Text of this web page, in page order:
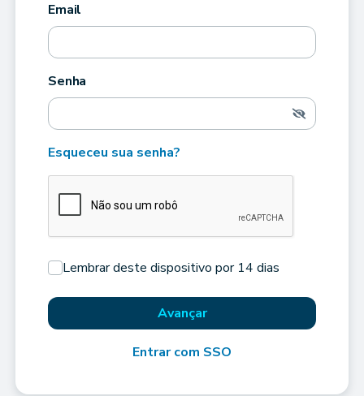
Email
Senha
Esqueceu sua senha?
Lembrar deste dispositivo por 14 dias
Avançar
Entrar com SSO